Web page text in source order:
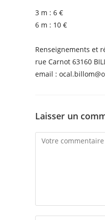
3 m : 6 €
6 m : 10 €
Renseignements et
rue Carnot 63160
email :
Laisser un